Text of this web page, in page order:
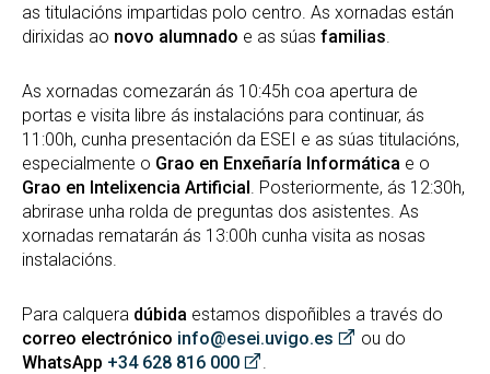
as titulacións impartidas polo centro. As xornadas están
dirixidas ao novo alumnado e as súas familias
As xornadas comezarán ás 10:45h coa apertura de
portas e visita libre ás instalacións para continuar, ás
11:00h, cunha presentación da ESEI e as súas titulacións,
especialmente o Grao en Enxeñaría Informática e o
Grao en Intelixencia Artificial . Posteriormente, ás 12:30h,
abrirase unha rolda de preguntas dos asistentes. As
xornadas rematarán ás 13:00h cunha visita as nosas
instalacións.
Para calquera dúbida estamos dispoñibles a través do
correo electrónico info@esei.uvigo.es
ou do
WhatsApp +34 628 816 000